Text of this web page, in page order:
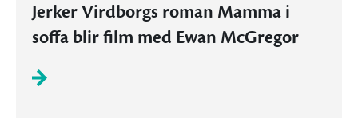
Jerker Virdborgs roman Mamma i
soffa blir film med Ewan McGregor